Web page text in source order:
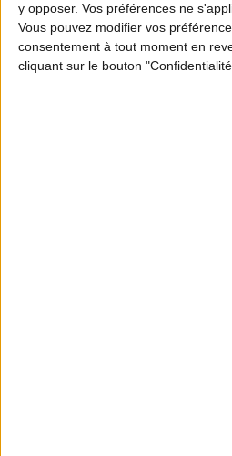
y opposer. Vos préférences ne
Vous pouvez modifier vos
consentement à tout moment en
cliquant sur le bouton